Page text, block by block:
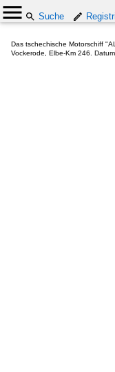
Suche
Das tschechische Motorschiff
Vockerode, Elbe-Km 246.